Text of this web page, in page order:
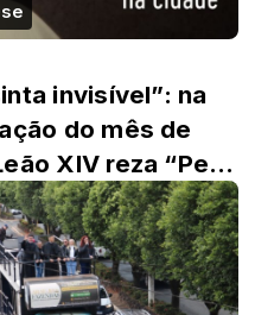
invisível”: na
do mês de
XIV reza “Pela
cidade”